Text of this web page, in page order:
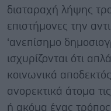
διαταραχή λήψης
επιστήμονες την
‘ανεπίσημο
ισχυρίζονται ότι
κοινωνικά
ανορεκτικά άτομα
ή ακόμα ένας